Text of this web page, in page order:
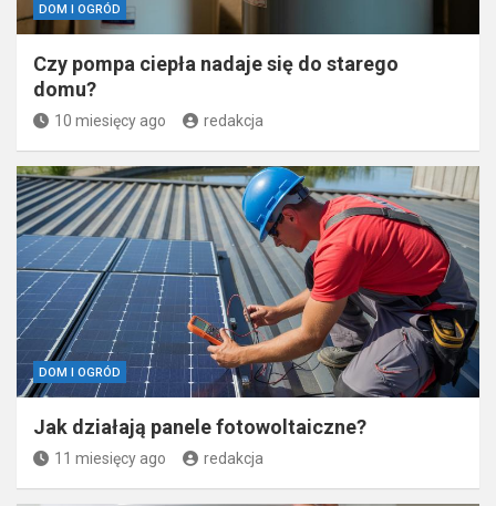
DOM I OGRÓD
Czy pompa ciepła nadaje się do starego
domu?
10 miesięcy ago redakcja
DOM I OGRÓD
Jak działają panele fotowoltaiczne?
11 miesięcy ago redakcja